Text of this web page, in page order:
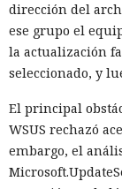
dirección del
ese grupo el
la actualización
seleccionado, y
El principal
WSUS rechazó
embargo, el